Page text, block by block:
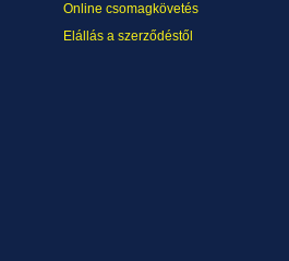
Online csomagkövetés
Elállás a szerződéstől